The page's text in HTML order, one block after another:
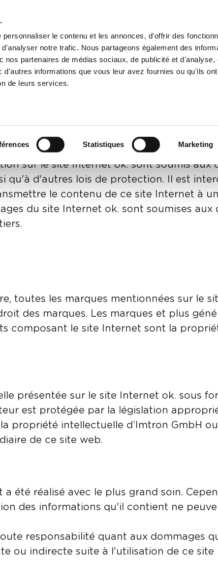
le contenu et les annonces, d'offrir des
notre trafic. Nous partageons également des
nos partenaires de médias sociaux, de publicité et d'analyse,
d'autres informations que vous leur avez fournies ou qu'ils ont
de leurs services.
Statistiques Marketing
légales
textes, images, graphiques, sons,
sur le site Internet ok. sont soumis aux
qu'à d'autres lois de protection. Il est
le contenu de ce site Internet à
du site Internet ok. sont soumises
toutes les marques mentionnées sur le
des marques. Les marques et plus
composant le site Internet sont la
présentée sur le site Internet ok. sous
est protégée par la législation
propriété intellectuelle d’Imtron GmbH
de ce site web.
été réalisé avec le plus grand soin.
des informations qu'il contient ne
responsabilité quant aux dommages
ou indirecte suite à l'utilisation de ce site